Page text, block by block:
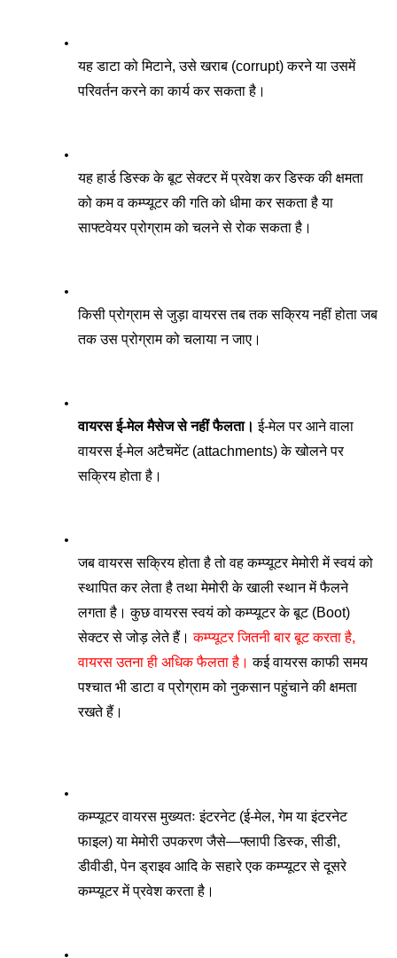
यह डाटा को मिटाने, उसे खराब (corrupt) करने या उसमें
परिवर्तन करने का कार्य कर सकता है।
यह हार्ड डिस्क के बूट सेक्टर में प्रवेश कर डिस्क की क्षमता
को कम व कम्प्यूटर की गति को धीमा कर सकता है या
साफ्टवेयर प्रोग्राम को चलने से रोक सकता है।
किसी प्रोग्राम से जुड़ा वायरस तब तक सक्रिय नहीं होता जब
तक उस प्रोग्राम को चलाया न जाए।
वायरस ई-मेल मैसेज से नहीं फैलता। ई-मेल पर आने वाला
वायरस ई-मेल अटैचमेंट (attachments) के खोलने पर
सक्रिय होता है।
जब वायरस सक्रिय होता है तो वह कम्प्यूटर मेमोरी में स्वयं को
स्थापित कर लेता है तथा मेमोरी के खाली स्थान में फैलने
लगता है। कुछ वायरस स्वयं को कम्प्यूटर के बूट (Boot)
सेक्टर से जोड़ लेते हैं। कम्प्यूटर जितनी बार बूट करता है,
वायरस उतना ही अधिक फैलता है। कई वायरस काफी समय
पश्चात भी डाटा व प्रोग्राम को नुकसान पहुंचाने की क्षमता
रखते हैं।
कम्प्यूटर वायरस मुख्यतः इंटरनेट (ई-मेल, गेम या इंटरनेट
फाइल) या मेमोरी उपकरण जैसे—फ्लापी डिस्क, सीडी,
डीवीडी, पेन ड्राइव आदि के सहारे एक कम्प्यूटर से दूसरे
कम्प्यूटर में प्रवेश करता है।